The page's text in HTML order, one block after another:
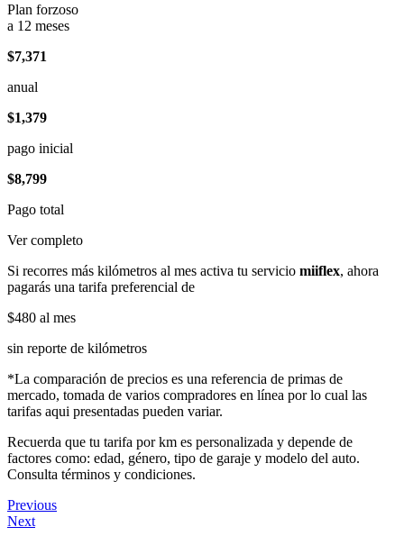
Plan forzoso
a 12 meses
$7,371
anual
$1,379
pago inicial
$8,799
Pago total
Ver completo
Si recorres más kilómetros al mes activa tu servicio miiflex, ahora
pagarás una tarifa preferencial de
$480 al mes
sin reporte de kilómetros
*La comparación de precios es una referencia de primas de
mercado, tomada de varios compradores en línea por lo cual las
tarifas aqui presentadas pueden variar.
Recuerda que tu tarifa por km es personalizada y depende de
factores como: edad, género, tipo de garaje y modelo del auto.
Consulta términos y condiciones.
Previous
Next